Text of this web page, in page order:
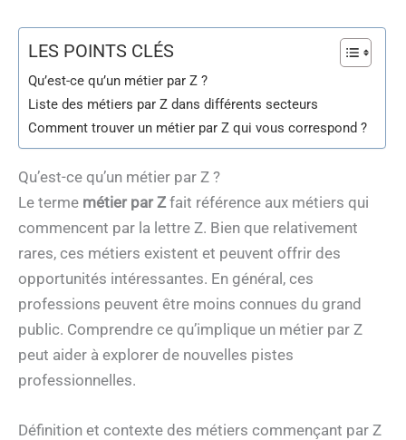
LES POINTS CLÉS
Qu’est-ce qu’un métier par Z ?
Liste des métiers par Z dans différents secteurs
Comment trouver un métier par Z qui vous correspond ?
Qu’est-ce qu’un métier par Z ?
Le terme métier par Zfait référence aux métiers qui
commencent par la lettre Z. Bien que relativement
rares, ces métiers existent et peuvent offrir des
opportunités intéressantes. En général, ces
professions peuvent être moins connues du grand
public. Comprendre ce qu’implique un métier par Z
peut aider à explorer de nouvelles pistes
professionnelles.
Définition et contexte des métiers commençant par Z